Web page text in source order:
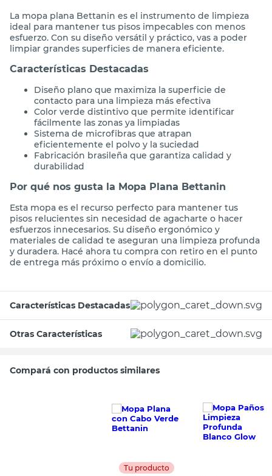
La mopa plana Bettanin es el instrumento de limpieza
ideal para mantener tus pisos impecables con menos
esfuerzo. Con su diseño versátil y práctico, vas a poder
limpiar grandes superficies de manera eficiente.
Características Destacadas
Diseño plano que maximiza la superficie de
contacto para una limpieza más efectiva
Color verde distintivo que permite identificar
fácilmente las zonas ya limpiadas
Sistema de microfibras que atrapan
eficientemente el polvo y la suciedad
Fabricación brasileña que garantiza calidad y
durabilidad
Por qué nos gusta la Mopa Plana Bettanin
Esta mopa es el recurso perfecto para mantener tus
pisos relucientes sin necesidad de agacharte o hacer
esfuerzos innecesarios. Su diseño ergonómico y
materiales de calidad te aseguran una limpieza profunda
y duradera. Hacé ahora tu compra con retiro en el punto
de entrega más próximo o envío a domicilio.
Características Destacadas
Otras Características
Compará con productos similares
Tu producto